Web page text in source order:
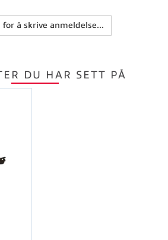
for å skrive anmeldelse...
DU HAR SETT PÅ